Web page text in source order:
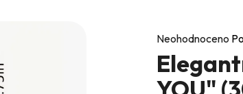
Průměrné
hodnocení
produktu
Neohodnoceno